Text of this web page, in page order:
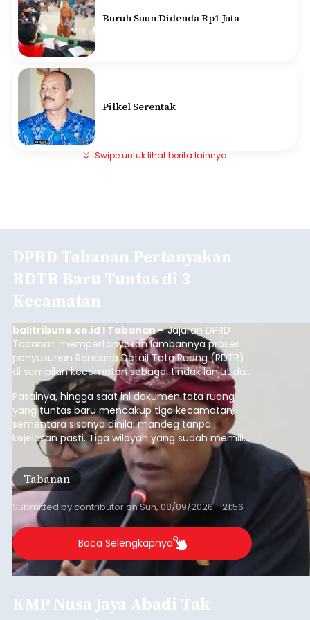
Buruh Suun Didenda Rp1 Juta
Pilkel Serentak
Swipe untuk lihat berita lainnya
DPRD Tabanan Pertanyakan
RDTR Baru Tuntas di 3
Kecamatan
balitribune.co.id I Tabanan -Jajaran DPRD
Tabanan mempertanyakan lambannya proses
penyusunan Rencana Detail Tata Ruang (RDTR)
di sembilan kecamatan sebagai tindak lanjut dari
pelaksanaan RTRW.
Pasalnya, hingga saat ini dokumen tata ruang
yang tuntas baru mencakup tiga kecamatan,
sementara sisanya dinilai mandeg tanpa
kejelasan pasti. Tiga wilayah yang sudah memiliki
RDTR tersebut meliputi Kecamatan Kediri,
Tabanan, dan Selemadeg Barat.
Tabanan
Submitted bycontributoronSun, 08/09/2026 - 21:56
Baca Selengkapnya
KMP Nusa Jaya Abadi Tak